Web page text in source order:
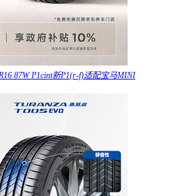
87W P1cint新P1(r-f)适配宝马MINI